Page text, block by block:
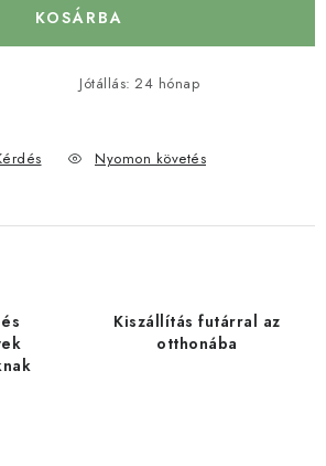
KOSÁRBA
Jótállás: 24 hónap
Nyomon követés
Kiszállítás futárral az
otthonába